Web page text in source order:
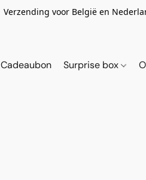
Verzending voor België en
Cadeaubon Surprise box